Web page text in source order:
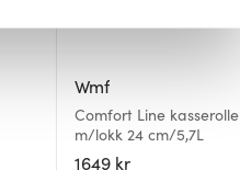
mediefunksjoner og for å
du har gjort tilgjengelig for
Wmf
Comfort Line kasserolle
m/lokk 24 cm/5,7L
1649 kr